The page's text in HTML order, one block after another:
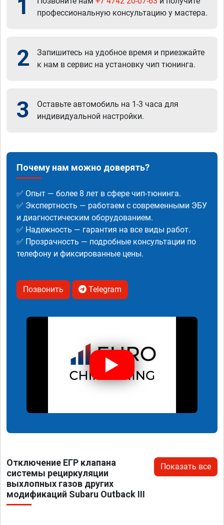
1
профессиональную консультацию у мастера.
2
Запишитесь на удобное время и приезжайте
к нам в сервис на установку чип тюнинга.
3
Оставьте автомобиль на 1-3 часа для
индивидуальной настройки.
Почему нам можно доверять?
✅ Опыт — более 8 лет в сфере чип-тюнинга.
✅ Экспертность — работаем с современными ЭБУ
и диагностическим оборудованием.
✅ Надежность — гарантия на все виды работ.
✅ Прозрачность — подробные консультации по
телефону и фиксированные цены.
Позвонить Telegram
Отключение ЕГР клапана
системы рециркуляции
выхлопных газов других
модификаций Subaru Outback III
Показать все